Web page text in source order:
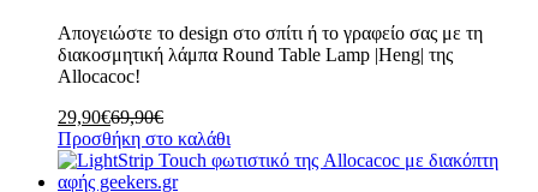
Απογειώστε το design στο σπίτι ή το γραφείο σας με τη
διακοσμητική λάμπα Round Table Lamp |Heng| της
Allocacoc!
29,90€69,90€
Προσθήκη στο καλάθι